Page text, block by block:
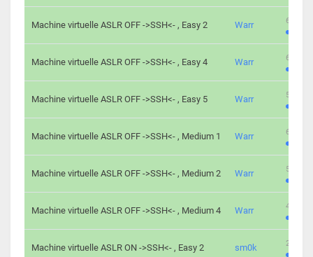
Machine virtuelle ASLR OFF ->SSH<- , Easy 2 Warr 681
Machine virtuelle ASLR OFF ->SSH<- , Easy 4 Warr 645
Machine virtuelle ASLR OFF ->SSH<- , Easy 5 Warr 561
Machine virtuelle ASLR OFF ->SSH<- , Medium 1 Warr 605
Machine virtuelle ASLR OFF ->SSH<- , Medium 2 Warr 509
Machine virtuelle ASLR OFF ->SSH<- , Medium 4 Warr 413
Machine virtuelle ASLR ON ->SSH<- , Easy 2 sm0k 247